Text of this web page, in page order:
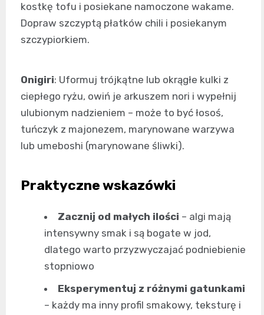
kostkę tofu i posiekane namoczone wakame.
Dopraw szczyptą płatków chili i posiekanym
szczypiorkiem.
Onigiri: Uformuj trójkątne lub okrągłe kulki z
ciepłego ryżu, owiń je arkuszem nori i wypełnij
ulubionym nadzieniem – może to być łosoś,
tuńczyk z majonezem, marynowane warzywa
lub umeboshi (marynowane śliwki).
Praktyczne wskazówki
Zacznij od małych ilości – algi mają
intensywny smak i są bogate w jod,
dlatego warto przyzwyczajać podniebienie
stopniowo
Eksperymentuj z różnymi gatunkami
– każdy ma inny profil smakowy, teksturę i